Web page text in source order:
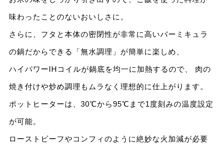
味わったことのないおいしさに。
さらに、フタと本体の密閉性が非常に高いバーミキュラ
の鍋だからできる「無水調理」が簡単に楽しめ、
ハイパワーIHコイルが鍋底を均一に加熱するので、 肉の
焼き付けや炒め調理もムラなく理想的に仕上がります。
ポットヒーターは、30℃から95℃まで1度刻みの温度設定
が可能。
ローストビーフやコンフィのように絶妙な火加減が必要